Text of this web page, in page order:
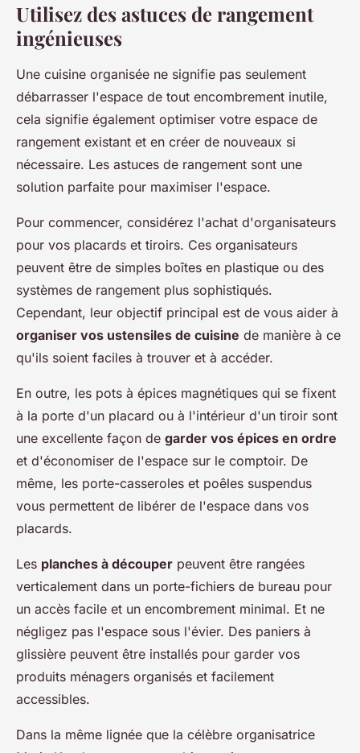
Utilisez des astuces de rangement
ingénieuses
Une cuisine organisée ne signifie pas seulement
débarrasser l'espace de tout encombrement inutile,
cela signifie également optimiser votre espace de
rangement existant et en créer de nouveaux si
nécessaire. Les astuces de rangement sont une
solution parfaite pour maximiser l'espace.
Pour commencer, considérez l'achat d'organisateurs
pour vos placards et tiroirs. Ces organisateurs
peuvent être de simples boîtes en plastique ou des
systèmes de rangement plus sophistiqués.
Cependant, leur objectif principal est de vous aider à
organiser vos ustensiles de cuisine de manière à ce
qu'ils soient faciles à trouver et à accéder.
En outre, les pots à épices magnétiques qui se fixent
à la porte d'un placard ou à l'intérieur d'un tiroir sont
une excellente façon de garder vos épices en ordre
et d'économiser de l'espace sur le comptoir. De
même, les porte-casseroles et poêles suspendus
vous permettent de libérer de l'espace dans vos
placards.
Les planches à découper peuvent être rangées
verticalement dans un porte-fichiers de bureau pour
un accès facile et un encombrement minimal. Et ne
négligez pas l'espace sous l'évier. Des paniers à
glissière peuvent être installés pour garder vos
produits ménagers organisés et facilement
accessibles.
Dans la même lignée que la célèbre organisatrice